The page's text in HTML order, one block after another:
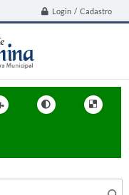
Login / Cadastro